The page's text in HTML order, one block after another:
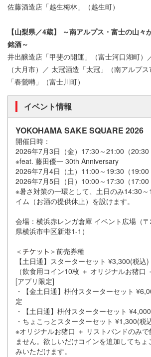
佐藤酒造店「越生梅林」（越生町）
【山梨県／4蔵】 ～南アルプス・富士の山々
銘酒～
井出醸造店「甲斐の開運」（富士河口湖町）
（大月市）／ 太冠酒造「太冠」（南アルプ
「春鶯囀」（富士川町）
イベント情報
YOKOHAMA SAKE SQUARE 2026
開催日時：
2026年7月3日（金）17:30～21:00（20:30
※feat. 藤田優一 30th Anniversary
2026年7月4日（土）11:00～19:30（19:00
2026年7月5日（日）10:00～17:30（17:00
※暑さ対策の一環として、土日のみ14:30
イム（お酒の提供休止）を設けます。
会場：横浜赤レンガ倉庫 イベント広場（
県横浜市中区新港1-1）
＜
＞前売券種
【土日通】スターターセット ¥3,300(税込)
（飲食用コイン10枚 ＋ オリジナルお猪口
[アプリ限定]
・【金土日通】枡付スターターセット
定
・【土日通】枡付スターターセット
・ちょこっとスターターセット ¥1,300(税
※オリジナルお猪口 ＋ リストバンドのみで
ません。欲しいだけコインを追加してちょ
みいただけます。